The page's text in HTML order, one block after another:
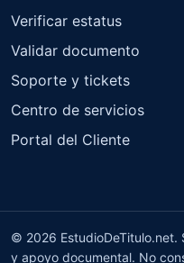
Verificar estatus
Validar documento
Soporte y tickets
Centro de servicios
Portal del Cliente
© 2026 EstudioDeTitulo.net.
y apoyo documental. No